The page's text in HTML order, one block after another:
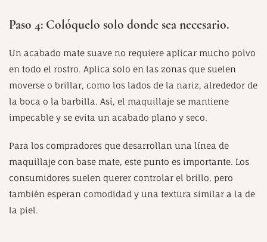
Paso 4: Colóquelo solo donde sea necesario.
Un acabado mate suave no requiere aplicar mucho polvo
en todo el rostro. Aplica solo en las zonas que suelen
moverse o brillar, como los lados de la nariz, alrededor de
la boca o la barbilla. Así, el maquillaje se mantiene
impecable y se evita un acabado plano y seco.
Para los compradores que desarrollan una línea de
maquillaje con base mate, este punto es importante. Los
consumidores suelen querer controlar el brillo, pero
también esperan comodidad y una textura similar a la de
la piel.